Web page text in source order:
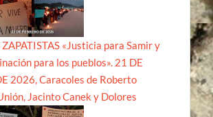
«Justicia para Samir y
para los pueblos». 21 DE
2026, Caracoles de Roberto
Jacinto Canek y Dolores